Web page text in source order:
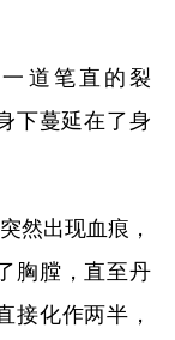
道笔直的裂
下蔓延在了身
然出现血痕，
胸膛，直至丹
接化作两半，